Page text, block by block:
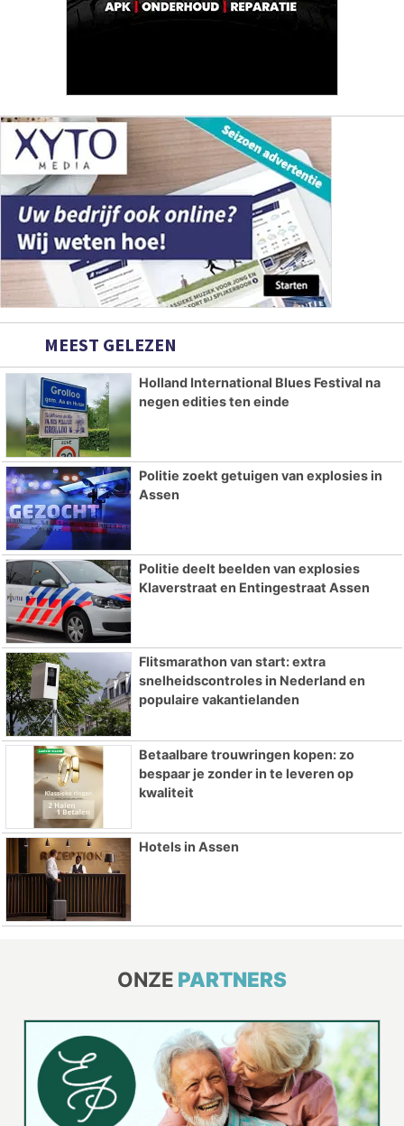
1701 BZ Heerhugowaard
072 8200 600
redactie@xyto.nl
www.xyto.nl
SOCIAL MEDIA
NIEUWSBRIEF AANMELDEN
Aanmelden
ONLINE DAGBLADEN
Overige dagbladen in de regio
Copyright (c) 2026 | Assensdagblad.nl - Alle rechten
voorbehouden
Algemene voorwaarden
Disclaimer
Privacy Statement